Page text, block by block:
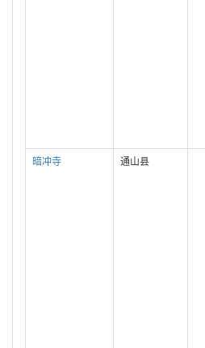
暗冲寺 通山县